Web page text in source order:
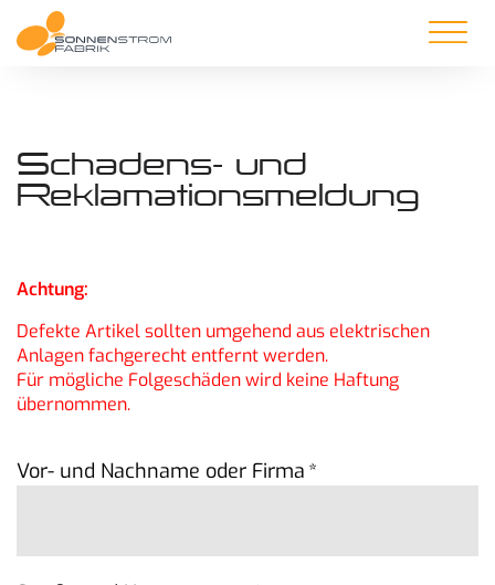
Schadens- und
Reklamationsmeldung
Achtung:
Defekte Artikel sollten umgehend aus elektrischen
Anlagen fachgerecht entfernt werden.
Für mögliche Folgeschäden wird keine Haftung
übernommen.
Vor- und Nachname oder Firma *